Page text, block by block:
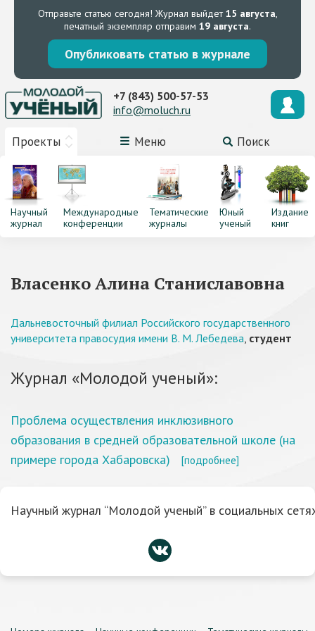
Отправьте статью сегодня! Журнал выйдет15 августа,
печатный экземпляр отправим 19 августа.
Опубликовать статью в журнале
Проекты Меню Поиск
+7 (843) 500-57-53
info@moluch.ru
Научный
журнал
Международные
конференции
Тематические
журналы
Юный
ученый
Издание
книг
Власенко Алина Станиславовна
Дальневосточный филиал Российского государственного
университета правосудия имени В. М. Лебедева, студент
Журнал «Молодой ученый»:
Проблема осуществления инклюзивного
образования в средней образовательной школе (на
примере города Хабаровска)
[подробнее]
Научный журнал “Молодой ученый” в социальных